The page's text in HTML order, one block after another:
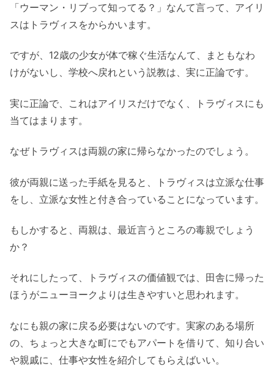
「ウーマン・リブって知ってる？」なんて言って、アイリ
スはトラヴィスをからかいます。
ですが、12歳の少女が体で稼ぐ生活なんて、まともなわ
けがないし、学校へ戻れという説教は、実に正論です。
実に正論で、これはアイリスだけでなく、トラヴィスにも
当てはまります。
なぜトラヴィスは両親の家に帰らなかったのでしょう。
彼が両親に送った手紙を見ると、トラヴィスは立派な仕事
をし、立派な女性と付き合っていることになっています。
もしかすると、両親は、最近言うところの毒親でしょう
か？
それにしたって、トラヴィスの価値観では、田舎に帰った
ほうがニューヨークよりは生きやすいと思われます。
なにも親の家に戻る必要はないのです。実家のある場所
の、ちょっと大きな町にでもアパートを借りて、知り合い
や親戚に、仕事や女性を紹介してもらえばいい。